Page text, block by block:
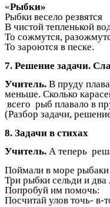
«Рыбки»
Рыбки весело резвятся
В чистой тепленькой
То сожмутся,
То зароются в песке.
7. Решение задачи.
Учитель. В пруду
меньше. Сколько
всего рыб плавало в
(Разбор задачи,
8. Задачи в стихах
Учитель. А теперь
Поймали в море рыбаки
Три рыбки сельди и два
Попробуй им помочь:
Посчитай улов точь- в-